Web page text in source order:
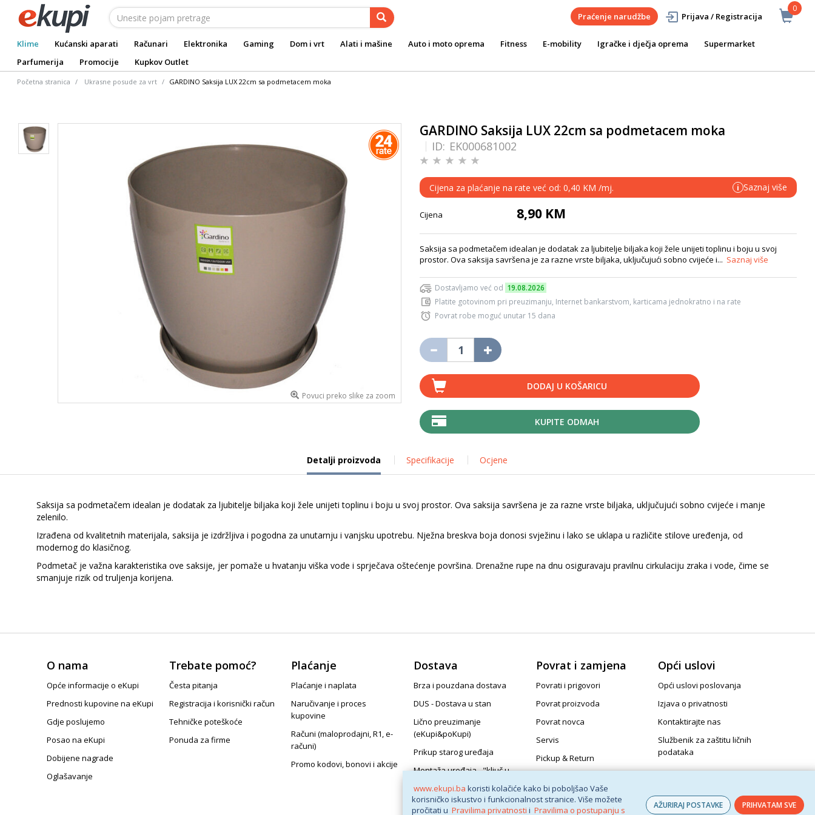
www.ekupi.ba koristi kolačiće kako bi poboljšao Vaše
korisničko iskustvo i funkcionalnost stranice. Više možete
pročitati u Pravilima privatnosti i Pravilima o postupanju s AŽURIRAJ POSTAVKE PRIHVATAM SVE
0
Praćenje narudžbe Prijava / Registracija
Klime Kućanski aparati Računari Elektronika Gaming Dom i vrt Alati i mašine Auto i moto oprema Fitness E-mobility Igračke i dječja oprema
Supermarket
Parfumerija
Promocije Kupkov Outlet
Početna stranica Ukrasne posude za vrt GARDINO Saksija LUX 22cm sa podmetacem moka
Povuci preko slike za zoom
GARDINO Saksija LUX 22cm sa podmetacem moka
ID: EK000681002
Cijena za plaćanje na rate već od: 0,40 KM /mj. i Saznaj više
Cijena 8,90 KM
Saksija sa podmetačem idealan je dodatak za ljubitelje biljaka koji žele unijeti toplinu i boju u svoj
prostor. Ova saksija savršena je za razne vrste biljaka, uključujući sobno cvijeće i... Saznaj više
Dostavljamo već od 19.08.2026
Platite gotovinom pri preuzimanju, Internet bankarstvom, karticama jednokratno i na rate
Povrat robe moguć unutar 15 dana
DODAJ U KOŠARICU
KUPITE ODMAH
Detalji proizvoda Specifikacije Ocjene
Saksija sa podmetačem idealan je dodatak za ljubitelje biljaka koji žele unijeti toplinu i boju u svoj prostor. Ova saksija savršena je za razne vrste biljaka, uključujući sobno cvijeće i manje
zelenilo.
Izrađena od kvalitetnih materijala, saksija je izdržljiva i pogodna za unutarnju i vanjsku upotrebu. Nježna breskva boja donosi svježinu i lako se uklapa u različite stilove uređenja, od
modernog do klasičnog.
Podmetač je važna karakteristika ove saksije, jer pomaže u hvatanju viška vode i sprječava oštećenje površina. Drenažne rupe na dnu osiguravaju pravilnu cirkulaciju zraka i vode, čime se
smanjuje rizik od truljenja korijena.
O nama
Opće informacije o eKupi
Prednosti kupovine na eKupi
Gdje poslujemo
Posao na eKupi
Dobijene nagrade
Oglašavanje
Trebate pomoć?
Česta pitanja
Registracija i korisnički račun
Tehničke poteškoće
Ponuda za firme
Plaćanje
Plaćanje i naplata
Naručivanje i proces
kupovine
Računi (maloprodajni, R1, e-
računi)
Promo kodovi, bonovi i akcije
Dostava
Brza i pouzdana dostava
DUS - Dostava u stan
Lično preuzimanje
(eKupi&poKupi)
Prikup starog uređaja
Montaža uređaja - "ključ u
Povrat i zamjena
Povrati i prigovori
Povrat proizvoda
Povrat novca
Servis
Pickup & Return
Opći uslovi
Opći uslovi poslovanja
Izjava o privatnosti
Kontaktirajte nas
Službenik za zaštitu ličnih
podataka